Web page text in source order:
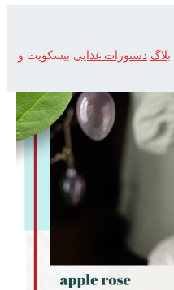
بلاگ دستورات غذایی بیسکویت و